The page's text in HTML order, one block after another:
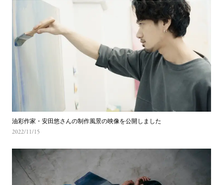
油彩作家・安田悠さんの制作風景の映像を公開しました
2022/11/15